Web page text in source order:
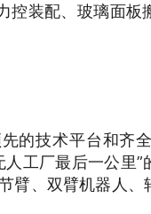
控装配、玻璃面
的技术平台和齐
工厂最后一公里
臂、双臂机器人